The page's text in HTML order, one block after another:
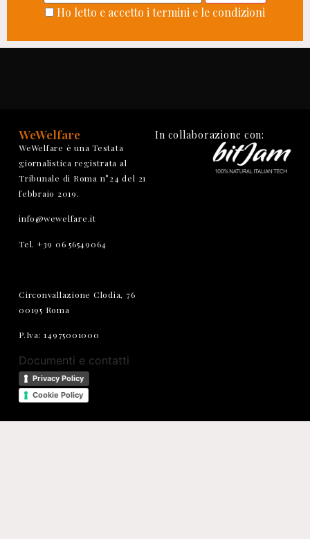
Ho letto e accetto i termini e le condizioni
WeWelfare
WeWelfare è una Testata
giornalistica registrata al
Tribunale di Roma n°24 del 21
febbraio 2019.
info@wewelfare.it
Tel. +39 06 56549064
Circonvallazione Clodia, 76
00195 Roma
P.Iva: 14975001000
Documenti e contatti
Privacy Policy
Cookie Policy
In collaborazione con: